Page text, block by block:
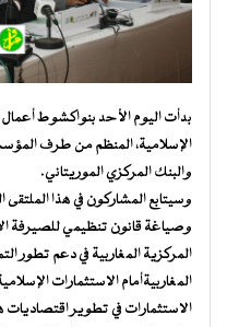
بدأت اليوم الأحد بنواكشوط أعمال
الإسلامية، المنظم من طرف
والبنك المركزي الموريتاني.
وسيتابع المشاركون في هذا
وصياغة قانون تنظيمي للصيرفة
المركزية المغاربية في دعم تطور
المغاربيةأمام الاستثمارات
الاستثمارات في تطوير اقتصاديات